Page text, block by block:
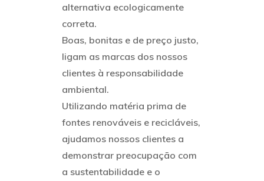
alternativa ecologicamente
correta.
Boas, bonitas e de preço justo,
ligam as marcas dos nossos
clientes à responsabilidade
ambiental.
Utilizando matéria prima de
fontes renováveis e recicláveis,
ajudamos nossos clientes a
demonstrar preocupação com
a sustentabilidade e o